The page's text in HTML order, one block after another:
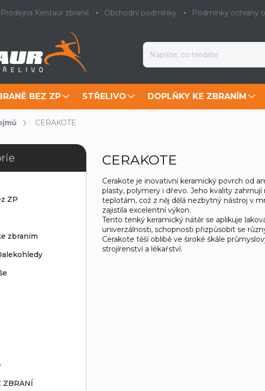
Prodejna Kentaur zbraně Obchodní podmínky Podmínky ochrany
BEZ ZP STŘELIVO DOPLŇKY KE ZBRANÍM
CERAKOTE
ZP
zbraním
ZBRANÍ
CERAKOTE
Cerakote je inovativní keramický povrch od
plasty, polymery i dřevo. Jeho kvality
teplotám, což z něj dělá nezbytný nástroj v
zajistila excelentní výkon.
Tento tenký keramický nátěr se aplikuje
univerzálnosti, schopnosti přizpůsobit se
Cerakote těší oblibě ve široké škále
strojírenství a lékařství.